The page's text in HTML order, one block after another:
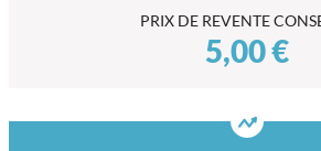
PRIX DE REVENTE
5,00 €